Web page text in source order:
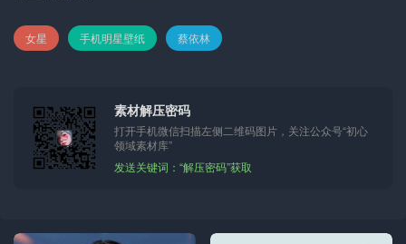
女星 手机明星壁纸 蔡依林
素材解压密码
打开手机微信扫描左侧二维码图片，关注公众号“初心
领域素材库”
发送关键词：“解压密码”获取